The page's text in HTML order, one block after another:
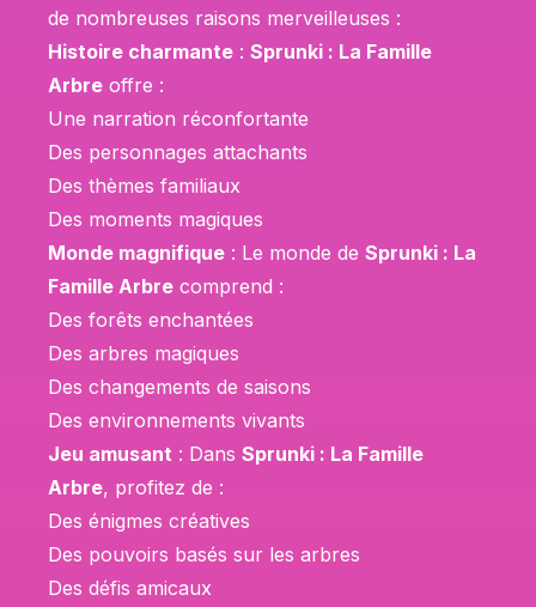
de nombreuses raisons merveilleuses :
Histoire charmante : Sprunki : La Famille
Arbre offre :
Une narration réconfortante
Des personnages attachants
Des thèmes familiaux
Des moments magiques
Monde magnifique : Le monde de Sprunki : La
Famille Arbre comprend :
Des forêts enchantées
Des arbres magiques
Des changements de saisons
Des environnements vivants
Jeu amusant : Dans Sprunki : La Famille
Arbre, profitez de :
Des énigmes créatives
Des pouvoirs basés sur les arbres
Des défis amicaux